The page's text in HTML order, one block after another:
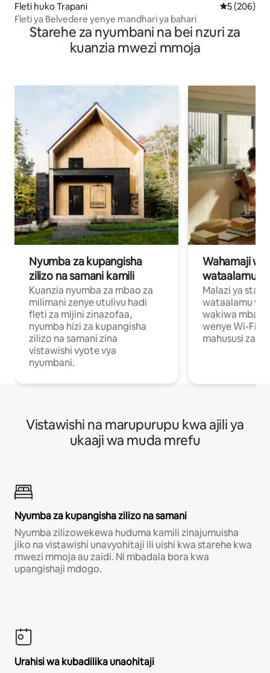
Fleti huko Trapani Ukadiriaji
5 (206)
Fleti ya Belvedere yenye mandhari ya bahari
Starehe za nyumbani na bei nzuri za
kuanzia mwezi mmoja
Nyumba za kupangisha
zilizo na samani kamili
Kuanzia nyumba za mbao za
milimani zenye utulivu hadi
fleti za mijini zinazofaa,
nyumba hizi za kupangisha
zilizo na samani zina
vistawishi vyote vya
nyumbani.
Wahamaji
wataalamu
Malazi ya
wataalamu
wakiwa mbali
wenye Wi-Fi
mahususi za
Vistawishi na marupurupu kwa ajili ya
ukaaji wa muda mrefu
Nyumba za kupangisha zilizo na samani
Nyumba zilizowekewa huduma kamili zinajumuisha
jiko na vistawishi unavyohitaji ili uishi kwa starehe kwa
mwezi mmoja au zaidi. Ni mbadala bora kwa
upangishaji mdogo.
Urahisi wa kubadilika unaohitaji